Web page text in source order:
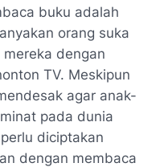
buku adalah
orang suka
dengan
TV. Meskipun
agar anak-
pada dunia
diciptakan
dengan membaca